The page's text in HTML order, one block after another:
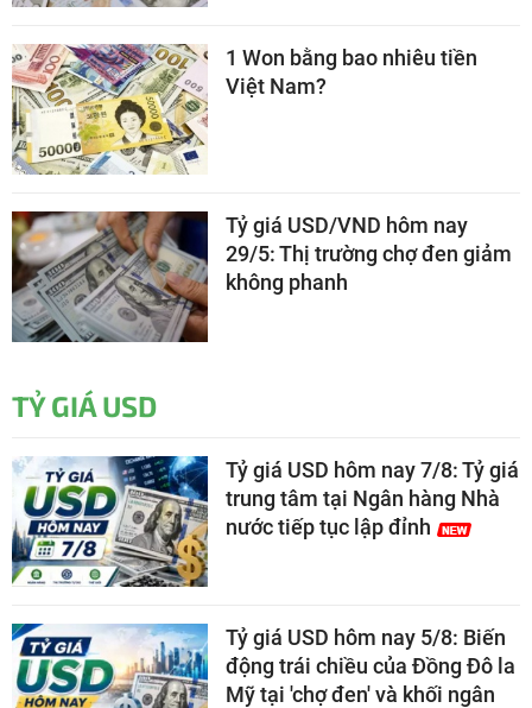
1 Won bằng bao nhiêu tiền
Việt Nam?
Tỷ giá USD/VND hôm nay
29/5: Thị trường chợ đen giảm
không phanh
TỶ GIÁ USD
Tỷ giá USD hôm nay 7/8: Tỷ giá
trung tâm tại Ngân hàng Nhà
nước tiếp tục lập đỉnh
Tỷ giá USD hôm nay 5/8: Biến
động trái chiều của Đồng Đô la
Mỹ tại 'chợ đen' và khối ngân